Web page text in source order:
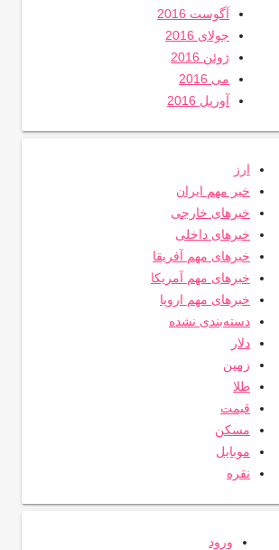
آگوست 2016
جولای 2016
ژوئن 2016
می 2016
آوریل 2016
ارز
خبر مهم ایران
خبرهای خارجی
خبرهای داخلی
خبرهای مهم آفریقا
خبرهای مهم آمریکا
خبرهای مهم اروپا
دسته‌بندی نشده
دلار
زمین
طلا
قیمت
مسکن
موبایل
نقره
ورود